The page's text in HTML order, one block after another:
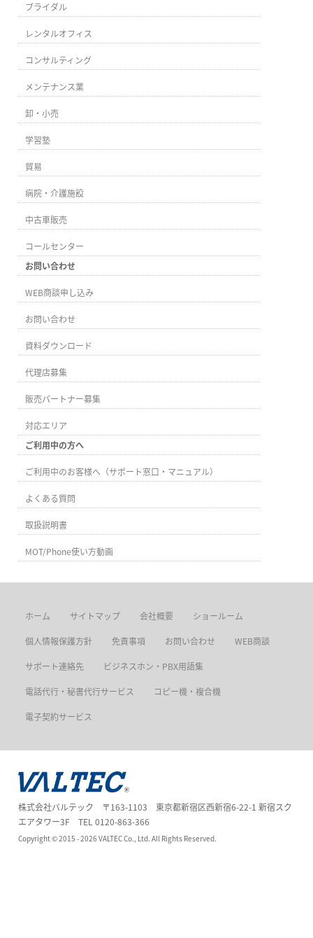
ブライダル
レンタルオフィス
コンサルティング
メンテナンス業
卸・小売
学習塾
貿易
病院・介護施設
中古車販売
コールセンター
お問い合わせ
WEB商談申し込み
お問い合わせ
資料ダウンロード
代理店募集
販売パートナー募集
対応エリア
ご利用中の方へ
ご利用中のお客様へ（サポート窓口・マニュアル）
よくある質問
取扱説明書
MOT/Phone使い方動画
ホーム サイトマップ 会社概要 ショールーム
個人情報保護方針 免責事項 お問い合わせ WEB商談
サポート連絡先 ビジネスホン・PBX用語集
電話代行・秘書代行サービス コピー機・複合機
電子契約サービス
株式会社バルテック 〒163-1103 東京都新宿区西新宿6-22-1 新宿スク
エアタワー3F TEL0120-863-366
Copyright ©2015 - 2026 VALTEC Co., Ltd. All Rights Reserved.